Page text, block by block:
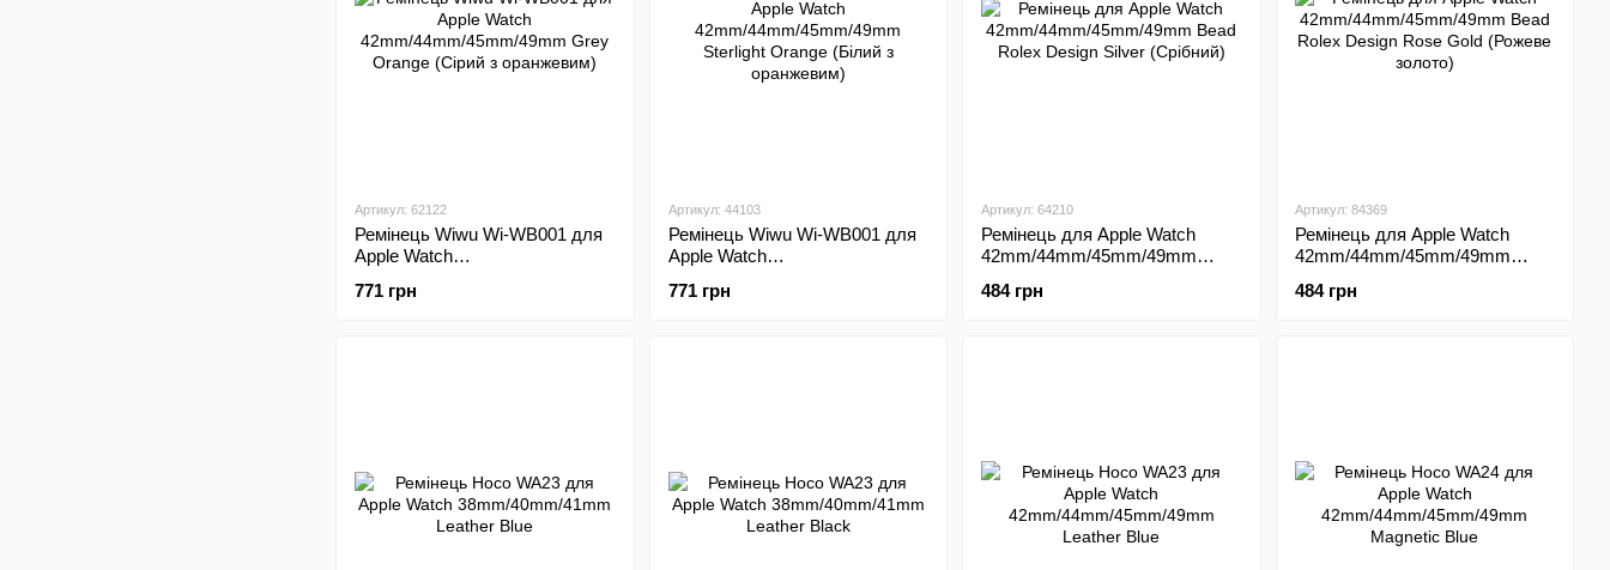
Артикул: 62122
Ремінець Wiwu Wi-WB001 для
Apple Watch
Orange (Сірий з оранжевим)
771 грн
Артикул: 44103
Ремінець Wiwu Wi-WB001 для
Apple Watch
Sterlight Orange (Білий з
771 грн
Артикул: 64210
Ремінець для Apple Watch
42mm/44mm/45mm/49mm
(Срібний)
484 грн
Артикул: 84369
Ремінець для Apple Watch
42mm/44mm/45mm/49mm
(Рожеве золото)
484 грн